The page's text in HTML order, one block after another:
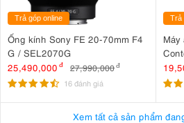
Trả góp online
Ống kính Sony FE 20-70mm F4
G / SEL2070G
25,490,000 đ 27,990,000đ
16 đánh giá
Trả
Máy
Xem tất cả sản phẩm